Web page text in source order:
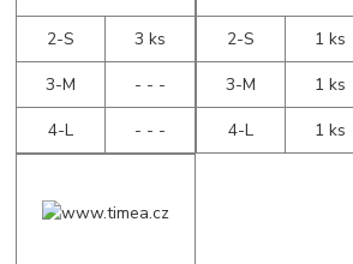
2-S
3 ks
3-M
- - -
4-L
- - -
2-S
1 ks
3-M
1 ks
4-L
1 ks